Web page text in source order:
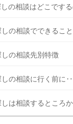
の相談はどこでする
の相談でできること
の相談先別特徴
しの相談に行く前に‥
は相談するところか